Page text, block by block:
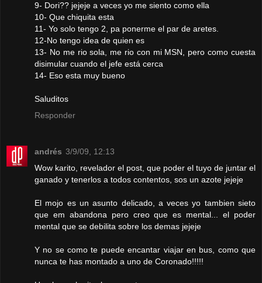
9- Dori?? jejeje a veces yo me siento como ella
10- Que chiquita esta
11- Yo solo tengo 2, pa ponerme el par de aretes.
12-No tengo idea de quien es
13- No me rio sola, me rio con mi MSN, pero como cuesta
disimular cuando el jefe está cerca
14- Eso esta muy bueno
Saluditos
Responder
andrés 3/9/09, 12:13
Wow karito, revelador el post, que poder el tuyo de juntar el
ganado y tenerlos a todos contentos, sos un azote jejeje
El mojo es un asunto delicado, a veces yo tambien sieto
que em abandona pero creo que es mental... el poder
mental que se debilita sobre los demas jejeje
Y no se como te puede encantar viajar en bus, como que
nunca te has montado a uno de Coronado!!!!!